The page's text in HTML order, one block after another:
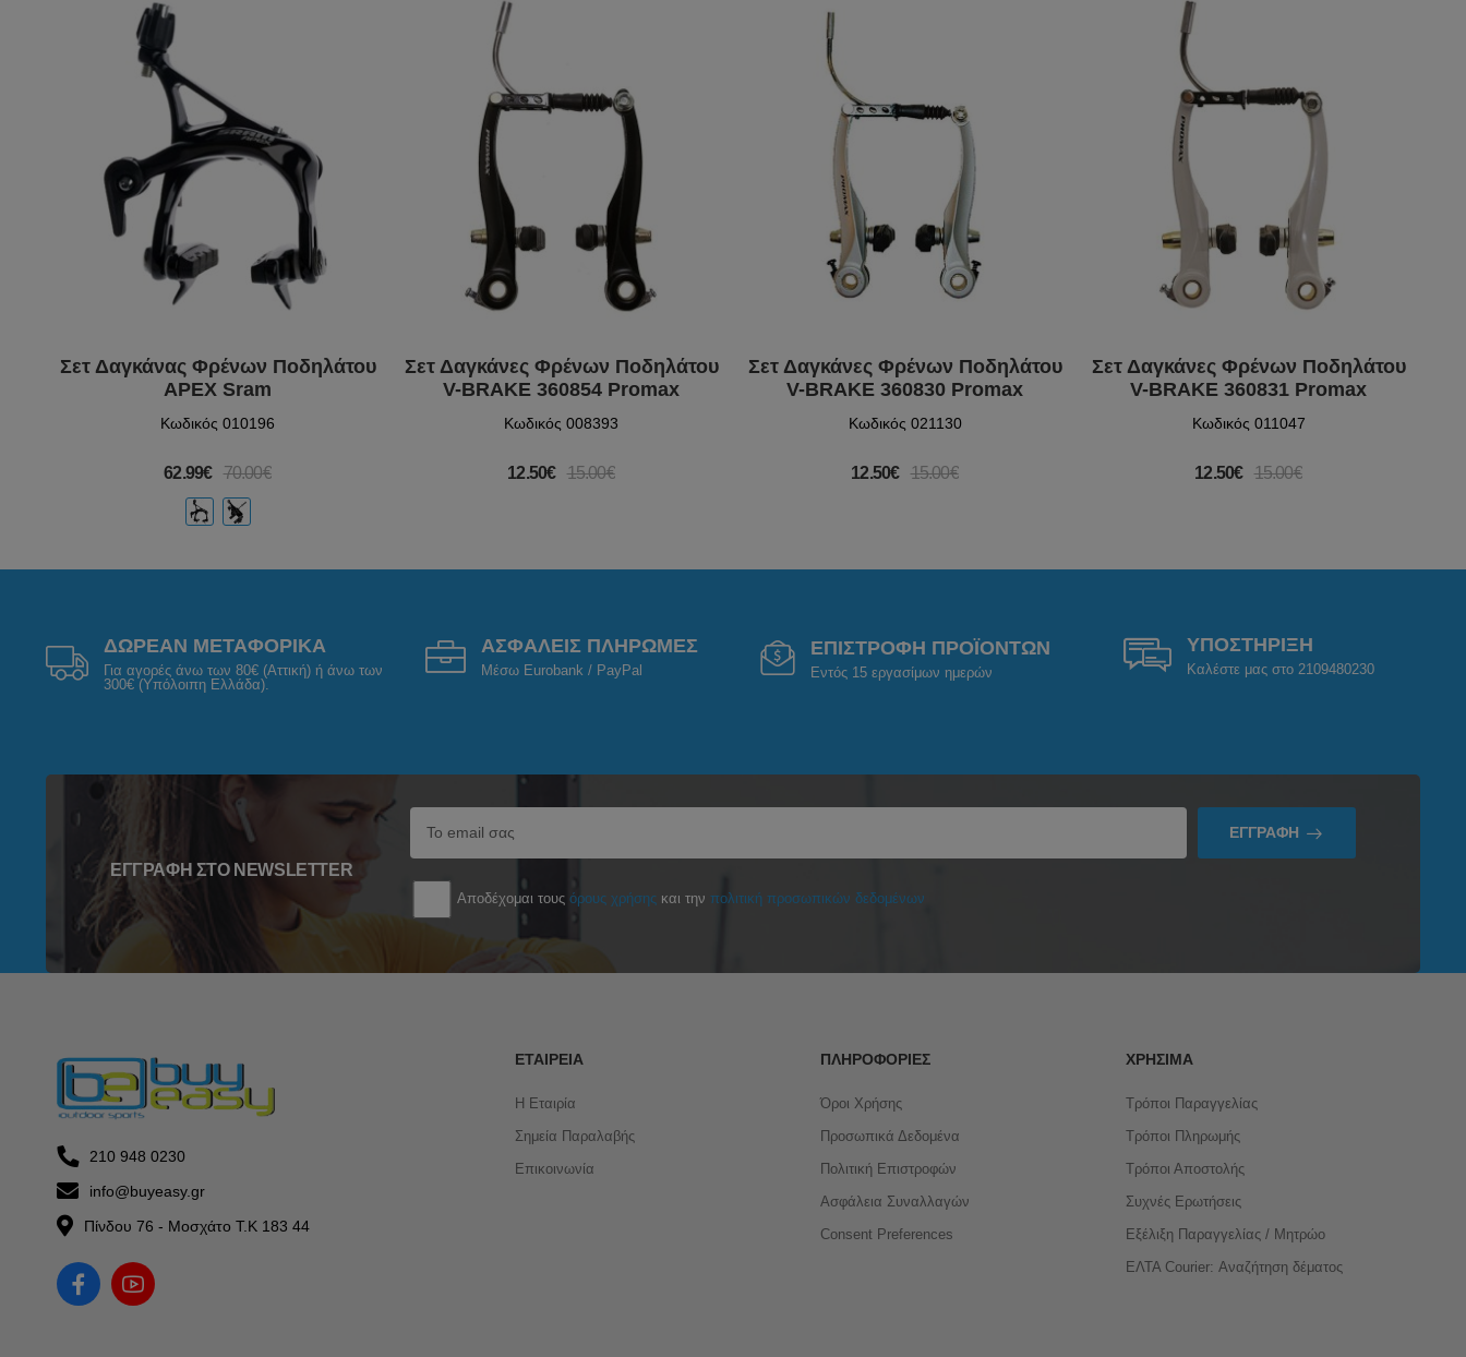
Σετ Δαγκάνας Φρένων Ποδηλάτου
APEX Sram
Κωδικός 010196
62.99€ 70.00€
Σετ Δαγκάνες Φρένων Ποδηλάτου
V-BRAKE 360854 Promax
Κωδικός 008393
12.50€ 15.00€
Σετ Δαγκάνες Φρένων Ποδηλάτου
V-BRAKE 360830 Promax
Κωδικός 021130
12.50€ 15.00€
Σετ Δαγκάνες Φρένων Ποδηλάτου
V-BRAKE 360831 Promax
Κωδικός 011047
12.50€ 15.00€
ΔΩΡΕΑΝ ΜΕΤΑΦΟΡΙΚΑ
Για αγορές άνω των 80€ (Αττική) ή άνω των
300€ (Υπόλοιπη Ελλάδα).
ΑΣΦΑΛΕΙΣ ΠΛΗΡΩΜΕΣ
Μέσω Eurobank / PayPal
ΕΠΙΣΤΡΟΦΗ ΠΡΟΪΟΝΤΩΝ
Εντός 15 εργασίμων ημερών
ΥΠΟΣΤΗΡΙΞΗ
Καλέστε μας στο 2109480230
ΕΓΓΡΑΦΉ ΣΤΟ NEWSLETTER
ΕΓΓΡΑΦΉ
Αποδέχομαι τουςόρους χρήσης και τηνπολιτική προσωπικών δεδομένων
210 948 0230
info@buyeasy.gr
Πίνδου 76 - Μοσχάτο Τ.Κ 183 44
ΕΤΑΙΡΕΊΑ
Η Εταιρία
Σημεία Παραλαβής
Επικοινωνία
ΠΛΗΡΟΦΟΡΊΕΣ
Όροι Χρήσης
Προσωπικά Δεδομένα
Πολιτική Επιστροφών
Ασφάλεια Συναλλαγών
Consent Preferences
ΧΡΉΣΙΜΑ
Τρόποι Παραγγελίας
Τρόποι Πληρωμής
Τρόποι Αποστολής
Συχνές Ερωτήσεις
Εξέλιξη Παραγγελίας / Μητρώο
ΕΛΤΑ Courier: Αναζήτηση δέματος